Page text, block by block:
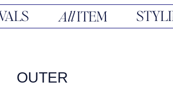
OUTER